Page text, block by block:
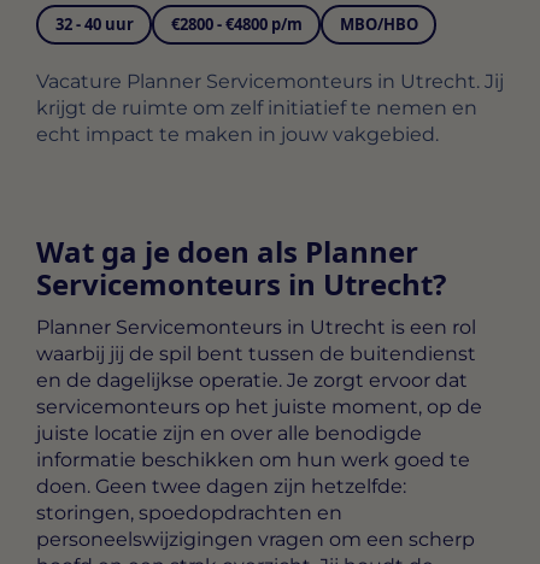
32 - 40 uur €2800 - €4800 p/m MBO/HBO
Vacature Planner Servicemonteurs in Utrecht. Jij
krijgt de ruimte om zelf initiatief te nemen en
echt impact te maken in jouw vakgebied.
Wat ga je doen als Planner
Servicemonteurs in Utrecht?
Planner Servicemonteurs in Utrecht is een rol
waarbij jij de spil bent tussen de buitendienst
en de dagelijkse operatie. Je zorgt ervoor dat
servicemonteurs op het juiste moment, op de
juiste locatie zijn en over alle benodigde
informatie beschikken om hun werk goed te
doen. Geen twee dagen zijn hetzelfde:
storingen, spoedopdrachten en
personeelswijzigingen vragen om een scherp